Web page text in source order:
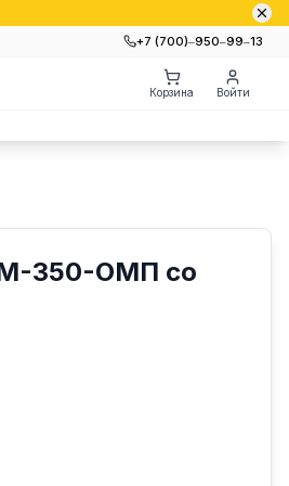
+7 (700)‒950‒99‒13
Корзина Войти
350-ОМП со